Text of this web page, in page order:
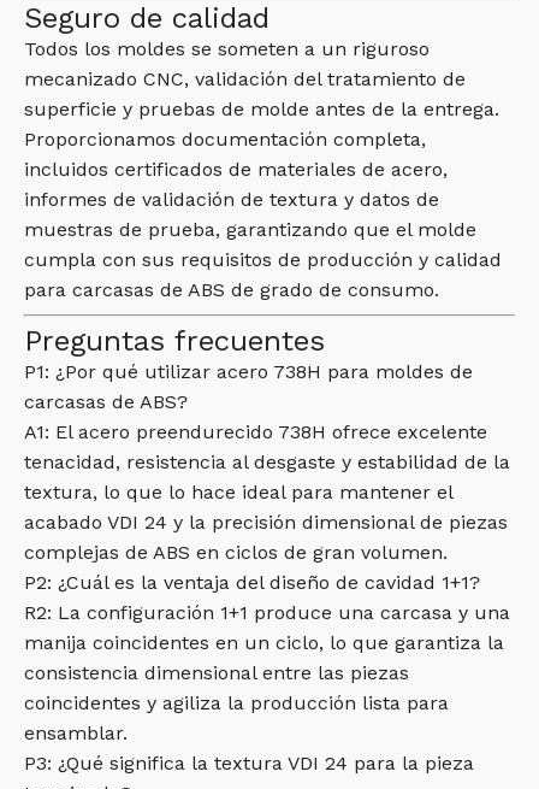
Seguro de calidad
Todos los moldes se someten a un riguroso
mecanizado CNC, validación del tratamiento de
superficie y pruebas de molde antes de la entrega.
Proporcionamos documentación completa,
incluidos certificados de materiales de acero,
informes de validación de textura y datos de
muestras de prueba, garantizando que el molde
cumpla con sus requisitos de producción y calidad
para carcasas de ABS de grado de consumo.
Preguntas frecuentes
P1: ¿Por qué utilizar acero 738H para moldes de
carcasas de ABS?
A1: El acero preendurecido 738H ofrece excelente
tenacidad, resistencia al desgaste y estabilidad de la
textura, lo que lo hace ideal para mantener el
acabado VDI 24 y la precisión dimensional de piezas
complejas de ABS en ciclos de gran volumen.
P2: ¿Cuál es la ventaja del diseño de cavidad 1+1?
R2: La configuración 1+1 produce una carcasa y una
manija coincidentes en un ciclo, lo que garantiza la
consistencia dimensional entre las piezas
coincidentes y agiliza la producción lista para
ensamblar.
P3: ¿Qué significa la textura VDI 24 para la pieza